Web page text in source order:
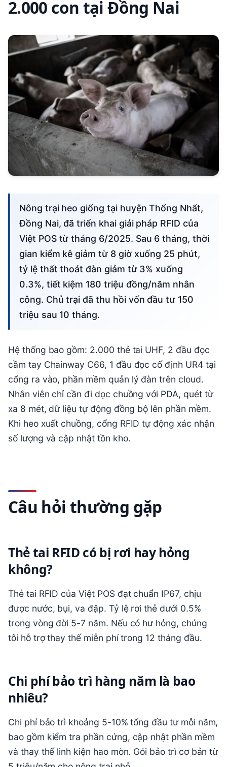
2.000 con tại Đồng Nai
Nông trại heo giống tại huyện Thống Nhất,
Đồng Nai, đã triển khai giải pháp RFID của
Việt POS từ tháng 6/2025. Sau 6 tháng, thời
gian kiểm kê giảm từ 8 giờ xuống 25 phút,
tỷ lệ thất thoát đàn giảm từ 3% xuống
0.3%, tiết kiệm 180 triệu đồng/năm nhân
công. Chủ trại đã thu hồi vốn đầu tư 150
triệu sau 10 tháng.
Hệ thống bao gồm: 2.000 thẻ tai UHF, 2 đầu đọc
cầm tay Chainway C66, 1 đầu đọc cố định UR4 tại
cổng ra vào, phần mềm quản lý đàn trên cloud.
Nhân viên chỉ cần đi dọc chuồng với PDA, quét từ
xa 8 mét, dữ liệu tự động đồng bộ lên phần mềm.
Khi heo xuất chuồng, cổng RFID tự động xác nhận
số lượng và cập nhật tồn kho.
Câu hỏi thường gặp
Thẻ tai RFID có bị rơi hay hỏng
không?
Thẻ tai RFID của Việt POS đạt chuẩn IP67, chịu
được nước, bụi, va đập. Tỷ lệ rơi thẻ dưới 0.5%
trong vòng đời 5-7 năm. Nếu có hư hỏng, chúng
tôi hỗ trợ thay thế miễn phí trong 12 tháng đầu.
Chi phí bảo trì hàng năm là bao
nhiêu?
Chi phí bảo trì khoảng 5-10% tổng đầu tư mỗi năm,
bao gồm kiểm tra phần cứng, cập nhật phần mềm
và thay thế linh kiện hao mòn. Gói bảo trì cơ bản từ